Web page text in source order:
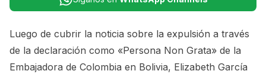
Luego de cubrir la noticia sobre la expulsión a través
de la declaración como «Persona Non Grata» de la
Embajadora de Colombia en Bolivia, Elizabeth García